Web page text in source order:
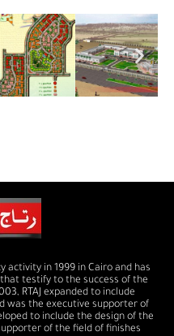
in 1999 in Cairo and has
testify to the success of the
RTAJ expanded to include
was the executive supporter of
to include the design of the
of the field of finishes